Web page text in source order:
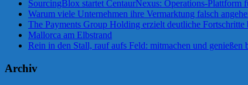
SourcingBlox startet CentaurNexus: Operations-Plattform
Warum viele Unternehmen ihre Vermarktung falsch
The Payments Group Holding erzielt deutliche
Mallorca am Elbstrand
Rein in den Stall, rauf aufs Feld: mitmachen und genießen
Archiv